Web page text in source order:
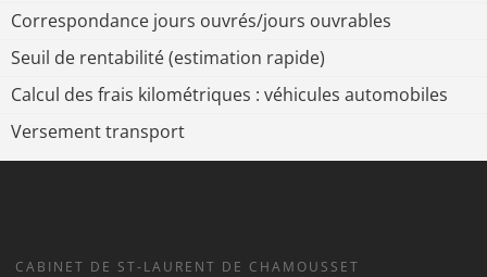
Correspondance jours ouvrés/jours ouvrables
Seuil de rentabilité (estimation rapide)
Calcul des frais kilométriques : véhicules automobiles
Versement transport
CABINET DE ST-LAURENT DE CHAMOUSSET